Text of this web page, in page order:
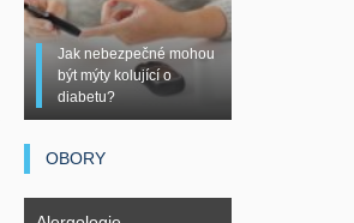
Jak nebezpečné mohou
být mýty kolující o
diabetu?
OBORY